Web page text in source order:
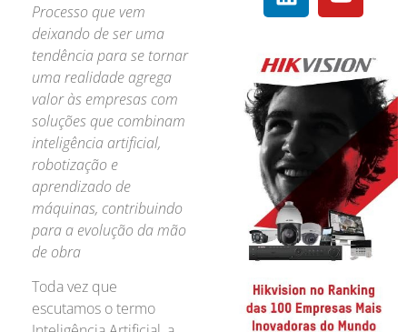
Processo que vem
deixando de ser uma
tendência para se tornar
uma realidade agrega
valor às empresas com
soluções que combinam
inteligência artificial,
robotização e
aprendizado de
máquinas, contribuindo
para a evolução da mão
de obra
Toda vez que
escutamos o termo